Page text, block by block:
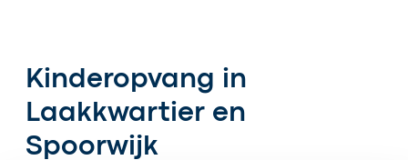
Kinderopvang in
Laakkwartier en
Spoorwijk